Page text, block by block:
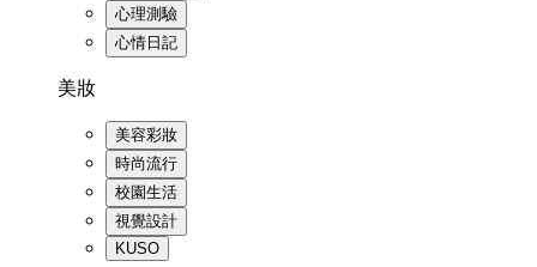
心理測驗
心情日記
美妝
美容彩妝
時尚流行
校園生活
視覺設計
KUSO